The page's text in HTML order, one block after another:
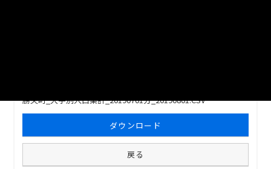
勝央町_大字別人口集計_20190701分_20190801.CSV
ダウンロード
戻る